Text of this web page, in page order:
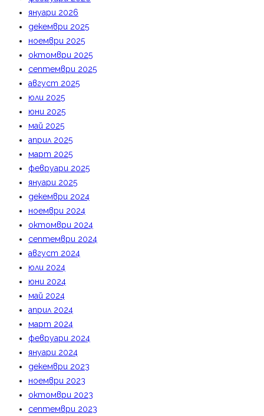
януари 2026
декември 2025
ноември 2025
октомври 2025
септември 2025
август 2025
юли 2025
юни 2025
май 2025
април 2025
март 2025
февруари 2025
януари 2025
декември 2024
ноември 2024
октомври 2024
септември 2024
август 2024
юли 2024
юни 2024
май 2024
април 2024
март 2024
февруари 2024
януари 2024
декември 2023
ноември 2023
октомври 2023
септември 2023